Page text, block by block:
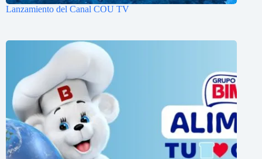
Lanzamiento del Canal COU TV